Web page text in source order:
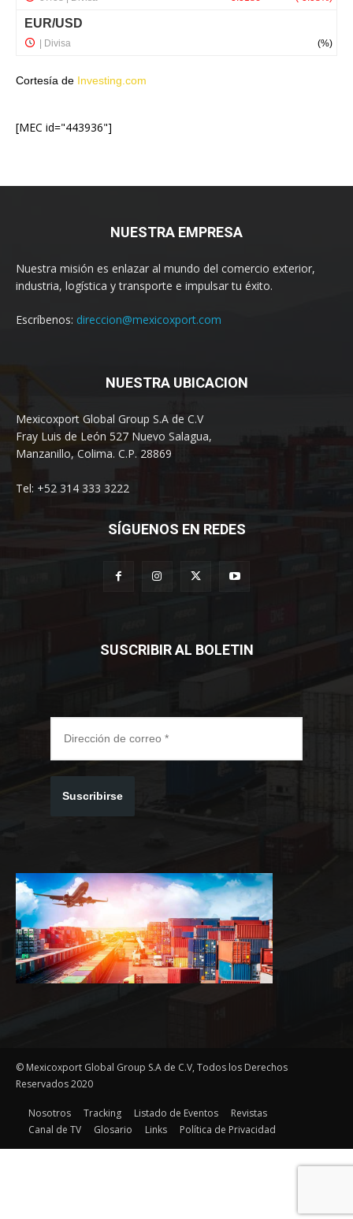
Cortesía de Investing.com
[MEC id="443936"]
NUESTRA EMPRESA
Nuestra misión es enlazar al mundo del comercio exterior,
industria, logística y transporte e impulsar tu éxito.
Escríbenos: direccion@mexicoxport.com
NUESTRA UBICACION
Mexicoxport Global Group S.A de C.V
Fray Luis de León 527 Nuevo Salagua,
Manzanillo, Colima. C.P. 28869
Tel: +52 314 333 3222
SÍGUENOS EN REDES
SUSCRIBIR AL BOLETIN
Suscribirse
© Mexicoxport Global Group S.A de C.V, Todos los Derechos
Reservados 2020
Nosotros Tracking Listado de Eventos
Revistas
Canal de TV
Glosario Links Política de Privacidad